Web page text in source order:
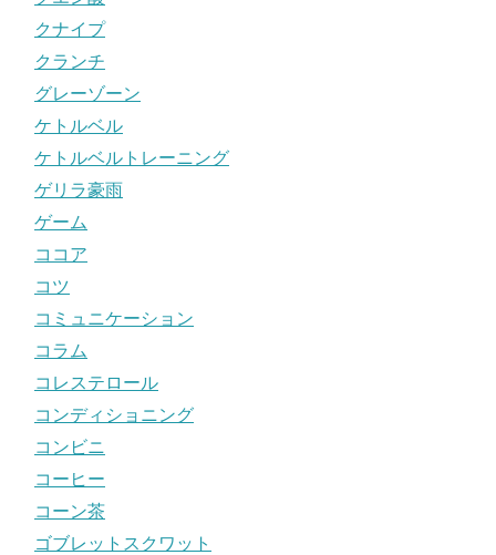
クナイプ
クランチ
グレーゾーン
ケトルベル
ケトルベルトレーニング
ゲリラ豪雨
ゲーム
ココア
コツ
コミュニケーション
コラム
コレステロール
コンディショニング
コンビニ
コーヒー
コーン茶
ゴブレットスクワット